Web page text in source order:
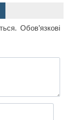
Обов’язкові